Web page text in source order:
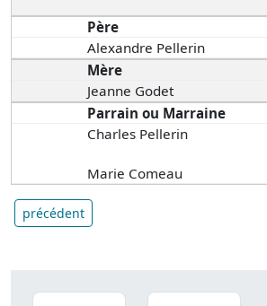
Père
Alexandre Pellerin
Mère
Jeanne Godet
Parrain ou Marraine
Charles Pellerin
Marie Comeau
précédent